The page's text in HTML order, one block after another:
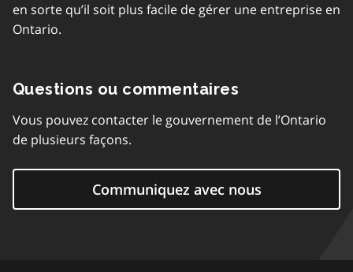
en sorte qu’il soit plus facile de gérer une entreprise en
Ontario.
Questions ou commentaires
Vous pouvez contacter le gouvernement de l’Ontario
de plusieurs façons.
Communiquez avec nous